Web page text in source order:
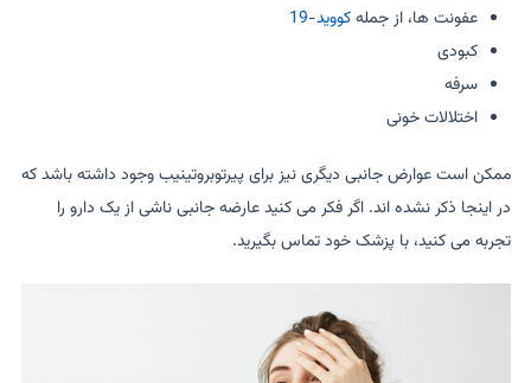
عفونت ها، از جملهکووید-19
کبودی
سرفه
اختلالات خونی
ممکن است عوارض جانبی دیگری نیز برای پیرتوبروتینیب وجود داشته باشد که
در اینجا ذکر نشده اند. اگر فکر می کنید عارضه جانبی ناشی از یک دارو را
تجربه می کنید، با پزشک خود تماس بگیرید.